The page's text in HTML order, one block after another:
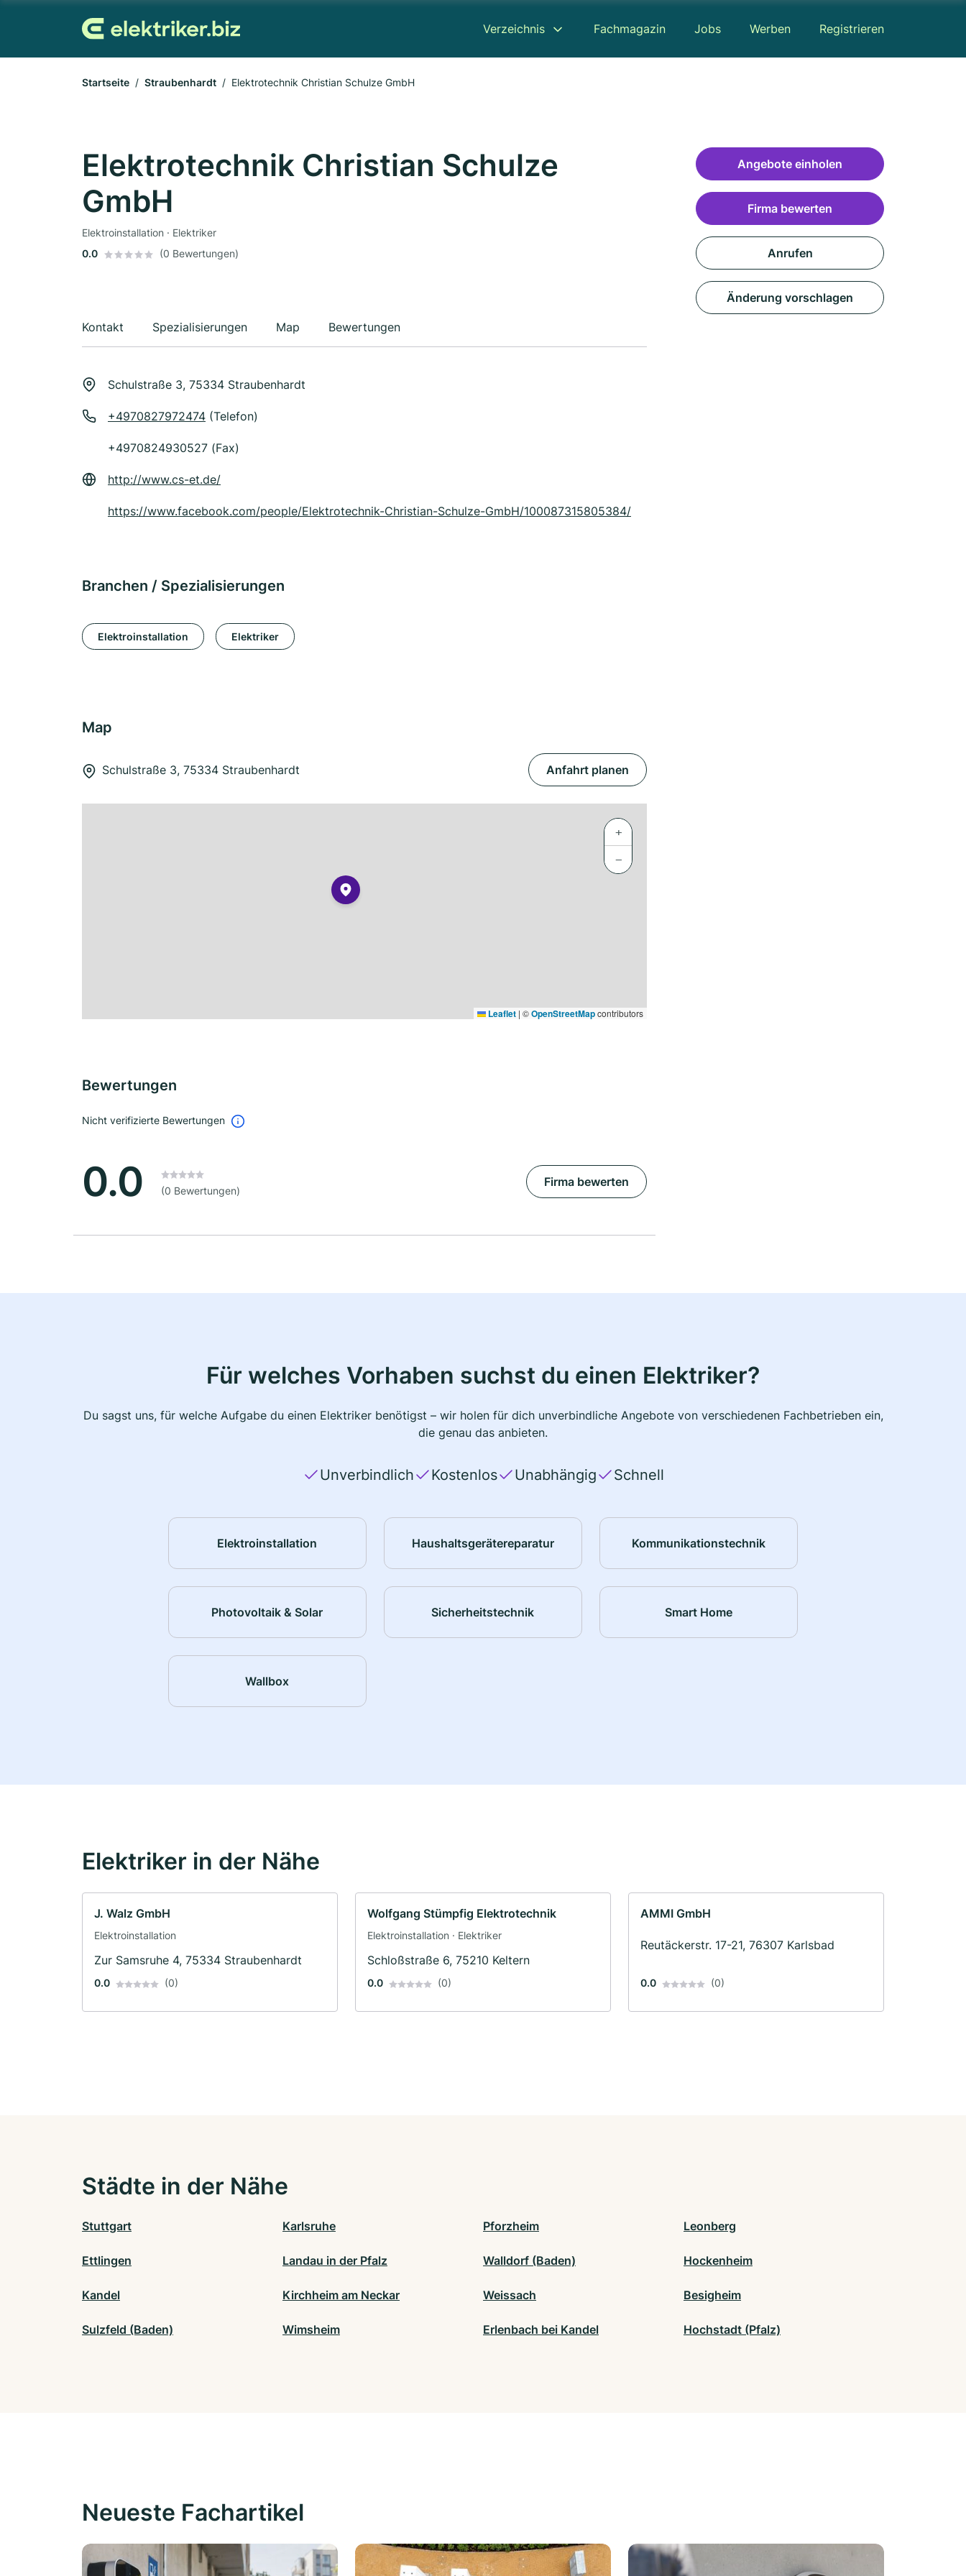
Verzeichnis Fachmagazin Jobs Werben Registrieren
Startseite Straubenhardt Elektrotechnik Christian Schulze GmbH
Elektrotechnik Christian Schulze
GmbH
Elektroinstallation · Elektriker
0.0
(0 Bewertungen)
Kontakt Spezialisierungen Map Bewertungen
Schulstraße 3, 75334 Straubenhardt
+4970827972474 (Telefon)
+4970824930527 (Fax)
http://www.cs-et.de/
https://www.facebook.com/people/Elektrotechnik-Christian-Schulze-GmbH/100087315805384/
Branchen / Spezialisierungen
Elektroinstallation Elektriker
Map
Schulstraße 3, 75334 Straubenhardt Anfahrt planen
+
−
Leaflet | ©OpenStreetMapcontributors
Bewertungen
Nicht verifizierte Bewertungen
0.0 (0 Bewertungen)
Firma bewerten
Angebote einholen
Firma bewerten
Anrufen
Änderung vorschlagen
Für welches Vorhaben suchst du einen Elektriker?
Du sagst uns, für welche Aufgabe du einen Elektriker benötigst – wir holen für dich unverbindliche Angebote von verschiedenen Fachbetrieben ein,
die genau das anbieten.
Unverbindlich Kostenlos Unabhängig Schnell
Elektroinstallation Haushaltsgerätereparatur Kommunikationstechnik
Photovoltaik & Solar Sicherheitstechnik Smart Home
Wallbox
Elektriker in der Nähe
J. Walz GmbH
Elektroinstallation
Zur Samsruhe 4, 75334 Straubenhardt
0.0 (0)
Wolfgang Stümpfig Elektrotechnik
Elektroinstallation · Elektriker
Schloßstraße 6, 75210 Keltern
0.0 (0)
AMMI GmbH
Reutäckerstr. 17-21, 76307 Karlsbad
0.0 (0)
Städte in der Nähe
Stuttgart Karlsruhe Pforzheim Leonberg
Ettlingen Landau in der Pfalz Walldorf (Baden) Hockenheim
Kandel Kirchheim am Neckar Weissach Besigheim
Sulzfeld (Baden) Wimsheim Erlenbach bei Kandel Hochstadt (Pfalz)
Neueste Fachartikel